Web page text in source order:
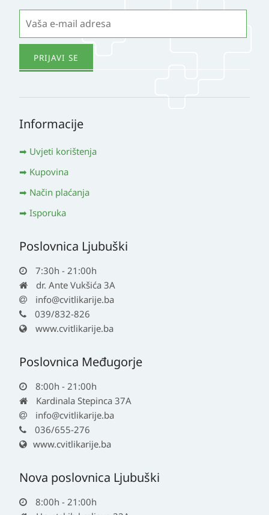
Informacije
Uvjeti korištenja
Kupovina
Način plaćanja
Isporuka
Poslovnica Ljubuški
7:30h - 21:00h
dr. Ante Vukšića 3A
info@cvitlikarije.ba
039/832-826
www.cvitlikarije.ba
Poslovnica Međugorje
8:00h - 21:00h
Kardinala Stepinca 37A
info@cvitlikarije.ba
036/655-276
www.cvitlikarije.ba
Nova poslovnica Ljubuški
8:00h - 21:00h